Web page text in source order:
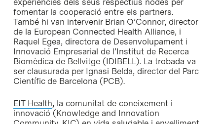
fomentar la cooperació entre els partners.
També hi van intervenir Brian O’Connor, director
de la European Connected Health Alliance, i
Raquel Egea, directora de Desenvolupament i
Innovació Empresarial de l’Institut de Recerca
Biomèdica de Bellvitge (IDIBELL). La trobada va
ser clausurada per Ignasi Belda, director del Parc
Científic de Barcelona (PCB).
EIT Health, la comunitat de coneixement i
innovació (Knowledge and Innovation